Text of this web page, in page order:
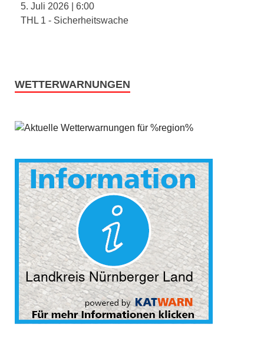
5. Juli 2026
6:00
THL 1 - Sicherheitswache
WETTERWARNUNGEN